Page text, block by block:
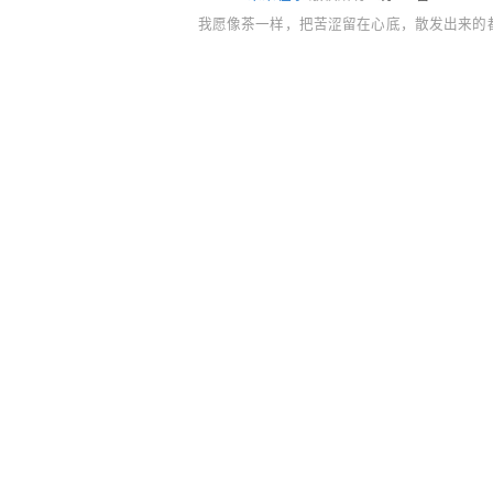
我愿像茶一样，把苦涩留在心底，散发出来的